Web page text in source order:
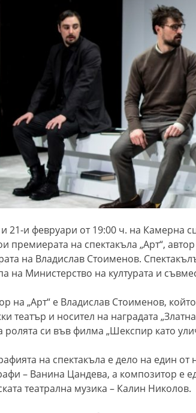
21-и февруари от 19:00 ч. на Камерна
премиерата на спектакъла „Арт“,
на Владислав Стоименов.
на Министерство на културата и
на „Арт“ е Владислав Стоименов,
театър и носител на наградата
ролята си във филма „Шекспир като
на спектакъла едело на един от
– Ванина Цандева, а композитор е
театрална музика – Калин Николов.